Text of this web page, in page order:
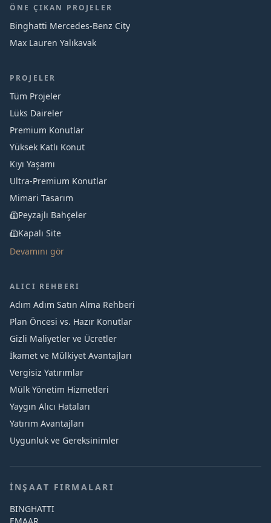
ÖNE ÇIKAN PROJELER
Binghatti Mercedes‑Benz City
Max Lauren Yalıkavak
PROJELER
Tüm Projeler
Lüks Daireler
Premium Konutlar
Yüksek Katlı Konut
Kıyı Yaşamı
Ultra-Premium Konutlar
Mimari Tasarım
Peyzajlı Bahçeler
Kapalı Site
Devamını gör
ALICI REHBERI
Adım Adım Satın Alma Rehberi
Plan Öncesi vs. Hazır Konutlar
Gizli Maliyetler ve Ücretler
İkamet ve Mülkiyet Avantajları
Vergisiz Yatırımlar
Mülk Yönetim Hizmetleri
Yaygın Alıcı Hataları
Yatırım Avantajları
Uygunluk ve Gereksinimler
İNŞAAT FIRMALARI
BINGHATTI